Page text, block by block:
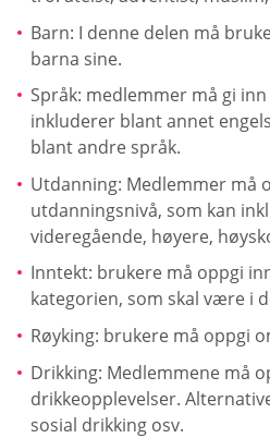
Barn: I denne delen må
barna sine.
Språk: medlemmer må gi
inkluderer blant annet
blant andre språk.
Utdanning: Medlemmer må
utdanningsnivå, som kan
videregående, høyere,
Inntekt: brukere må oppgi
kategorien, som skal være i
Røyking: brukere må oppgi
Drikking: Medlemmene må
drikkeopplevelser.
sosial drikking osv.